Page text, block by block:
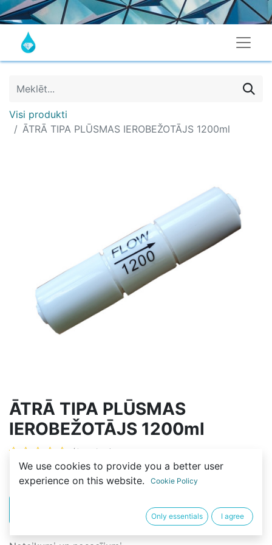
Visi produkti
ĀTRĀ TIPA PLŪSMAS IEROBEŽOTĀJS 1200ml
ĀTRĀ TIPA PLŪSMAS
IEROBEŽOTĀJS 1200ml
(0 review)
3,00€
BUY NOW
We use cookies to provide you a better user
experience on this website.
Cookie Policy
Only essentials I agree